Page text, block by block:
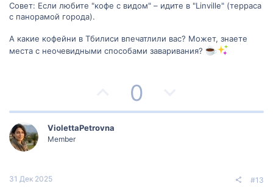
Совет: Если любите "кофе с видом" – идите в "Linville" (терраса
с панорамой города).
А какие кофейни в Тбилиси впечатлили вас? Может, знаете
места с неочевидными способами заваривания?
о
0
е
ViolettaPetrovna
Member
31 Дек 2025 #13